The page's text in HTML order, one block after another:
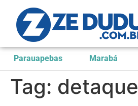
Parauapebas Marabá
Tag: detaque